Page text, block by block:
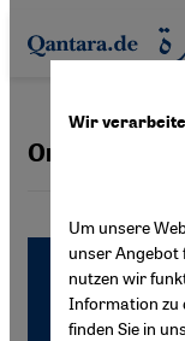
Direkt zum Inhalt
Orthodoxe
Wir
Um unsere
unser Angebot
nutzen wir
Information zu
finden Sie in